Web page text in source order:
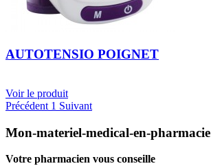
AUTOTENSIO POIGNET
Voir le produit
Précédent 1 Suivant
Mon-materiel-medical-en-pharmacie
Votre pharmacien vous conseille